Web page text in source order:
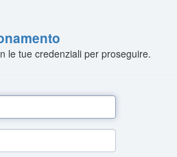
le tue credenziali per proseguire.